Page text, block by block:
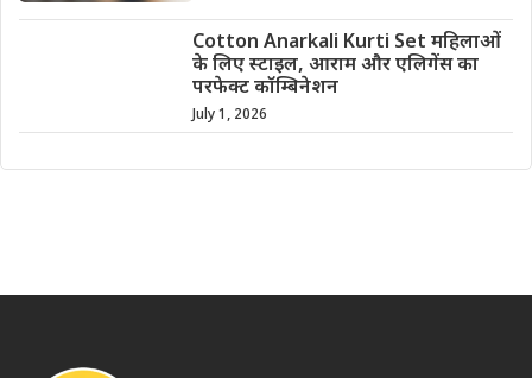
Cotton Anarkali Kurti Set महिलाओं
के लिए स्टाइल, आराम और एलिगेंस का
परफेक्ट कॉम्बिनेशन
July 1, 2026